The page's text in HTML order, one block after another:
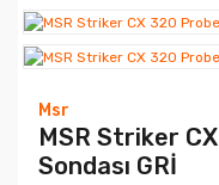
Msr
MSR Striker
Sondası GRİ